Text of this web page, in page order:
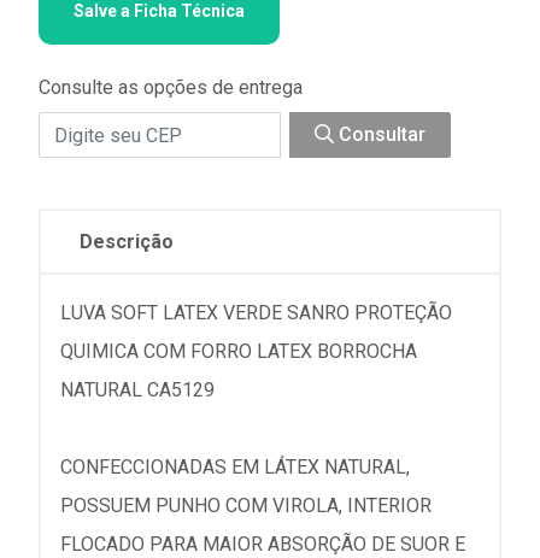
Salve a Ficha Técnica
Consulte as opções de entrega
Consultar
Descrição
LUVA SOFT LATEX VERDE SANRO PROTEÇÃO
QUIMICA COM FORRO LATEX BORROCHA
NATURAL CA5129
CONFECCIONADAS EM LÁTEX NATURAL,
POSSUEM PUNHO COM VIROLA, INTERIOR
FLOCADO PARA MAIOR ABSORÇÃO DE SUOR E